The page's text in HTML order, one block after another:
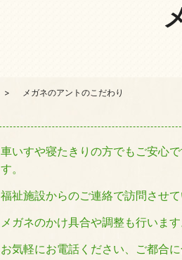
メガネのアントのこだわり
車いすや寝たきりの方でもご安心
す。
福祉施設からのご連絡で訪問させ
メガネのかけ具合や調整も行います
お気軽にお電話ください、ご都合